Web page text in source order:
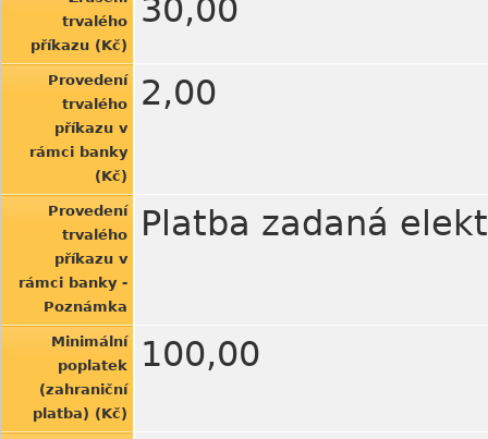
trvalého
příkazu (Kč)
30,00
Provedení
trvalého
příkazu v
rámci banky
(Kč)
2,00
Provedení
trvalého
příkazu v
rámci banky -
Poznámka
Platba zadaná
Minimální
poplatek
(zahraniční
platba) (Kč)
100,00